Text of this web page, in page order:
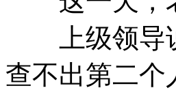
上级领导说
查不出第二个